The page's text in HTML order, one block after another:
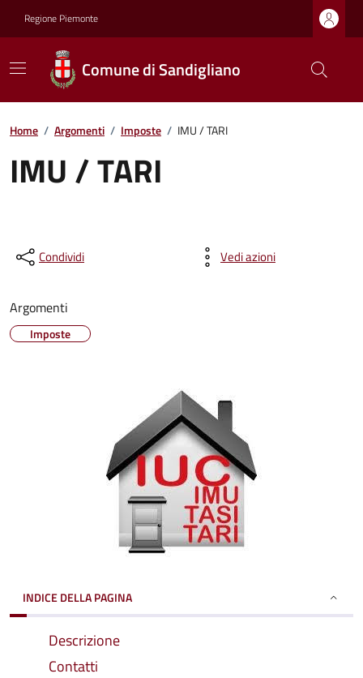
Regione Piemonte
Comune di Sandigliano
Home / Argomenti / Imposte / IMU / TARI
IMU / TARI
Condividi Vedi azioni
Argomenti
Imposte
INDICE DELLA PAGINA
Descrizione
Contatti